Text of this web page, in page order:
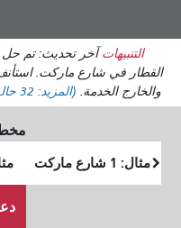
المحتوى
الرئيسي
مشكلة التأخير عند منصة تدوير
خط ترام باول المتجه للداخل
خلال الـ 48 ساعة الماضية)
النهاية